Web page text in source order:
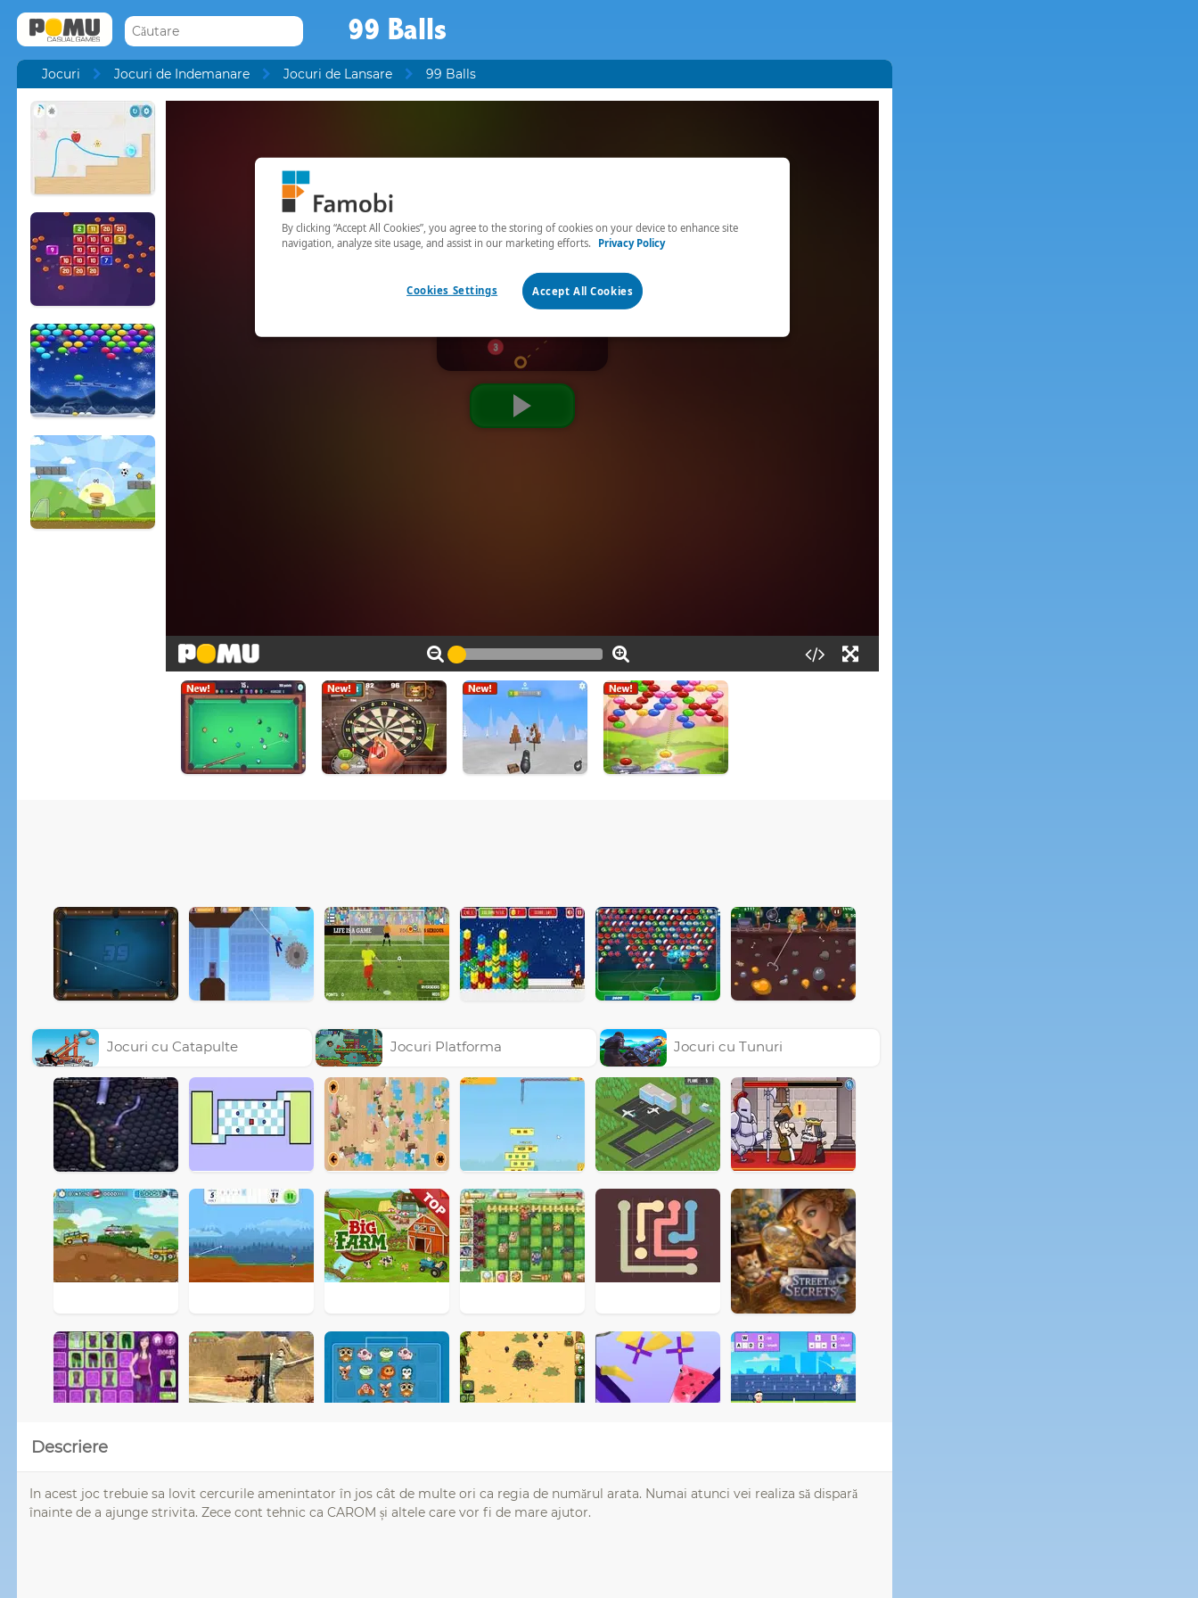
99 Balls
Jocuri Jocuri de Indemanare Jocuri de Lansare 99 Balls
Jocuri cu Catapulte Jocuri Platforma Jocuri cu Tunuri
Descriere
In acest joc trebuie sa lovit cercurile amenintator în jos cât de multe ori ca regia de numărul arata. Numai atunci vei realiza să dispară
înainte de a ajunge strivita. Zece cont tehnic ca CAROM și altele care vor fi de mare ajutor.